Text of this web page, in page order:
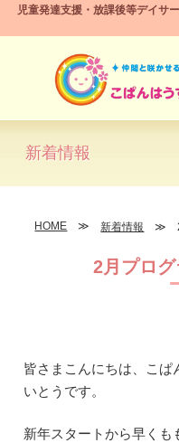
児童発達支援・放課後等デイサ
新着情報
HOME 新着情報
2月プロ
皆さまこんにちは、こぱ
いとうです。
新年スタートから早くも